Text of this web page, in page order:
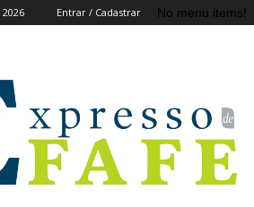
Entrar / Cadastrar No menu items!